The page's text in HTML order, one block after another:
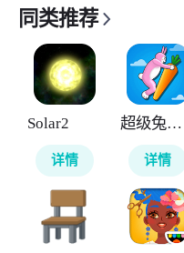
同类推荐
Solar2
详情
超级兔子人
详情